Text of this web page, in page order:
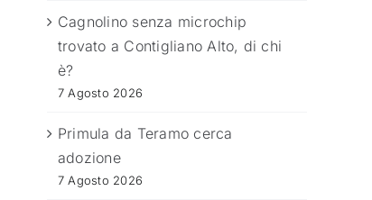
Cagnolino senza microchip
trovato a Contigliano Alto, di chi
è?
7 Agosto 2026
Primula da Teramo cerca
adozione
7 Agosto 2026